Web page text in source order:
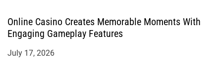
Online Casino Creates Memorable Moments With
Engaging Gameplay Features
July 17, 2026